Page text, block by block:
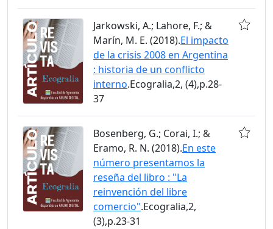
Jarkowski, A.; Lahore, F.; &
Marín, M. E. (2018).El impacto
de la crisis 2008 en Argentina
: historia de un conflicto
interno.Ecogralia,2, (4),p.28-
37
Bosenberg, G.; Corai, I.; &
Eramo, R. N. (2018).En este
número presentamos la
reseña del libro : "La
reinvención del libre
comercio".Ecogralia,2,
(3),p.23-31